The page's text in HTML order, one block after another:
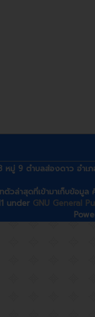
หมู่ 9 ตำบลส่องดาว อำ
ตัวล่าสุดที่เข้ามาเก็บข้อมูล
under GNU General